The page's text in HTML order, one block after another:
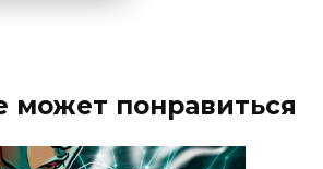
может понравиться